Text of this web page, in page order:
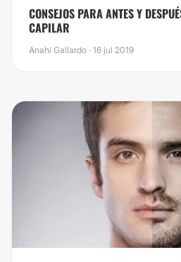
​CONSEJOS PARA ANTES Y
CAPILAR
Anahí Gallardo · 16 jul 2019